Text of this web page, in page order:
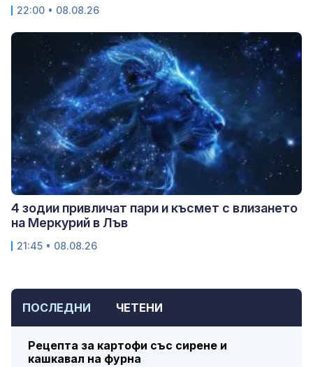
ПОСЛЕДНИ ЧЕТЕНИ
Рецепта за картофи със сирене и
кашкавал на фурна
22:00 • 08.08.26
4 зодии привличат пари и късмет с влизането
на Меркурий в Лъв
21:45 • 08.08.26